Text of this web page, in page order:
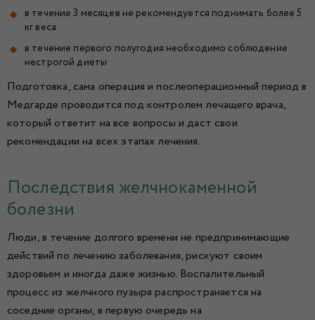
в течение 3 месяцев не рекомендуется поднимать более 5
кг веса
в течение первого полугодия необходимо соблюдение
нестрогой диеты
Подготовка, сама операция и послеоперационный период в
Медгарде проводится под контролем лечащего врача,
который ответит на все вопросы и даст свои
рекомендации на всех этапах лечения.
Последствия желчнокаменной
болезни
Люди, в течение долгого времени не предпринимающие
действий по лечению заболевания, рискуют своим
здоровьем и иногда даже жизнью. Воспалительный
процесс из желчного пузыря распространяется на
соседние органы, в первую очередь на